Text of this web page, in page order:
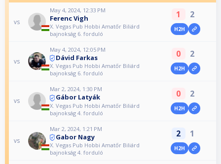
vs
May 4, 2024, 12:33 PM
Ferenc Vigh
X. Vegas Pub Hobbi Amatőr Biliárd
bajnokság 6. forduló
1 2
H2H
vs
May 4, 2024, 12:05 PM
Dávid Farkas
X. Vegas Pub Hobbi Amatőr Biliárd
bajnokság 6. forduló
0 2
H2H
vs
Mar 2, 2024, 1:30 PM
Gábor Latyák
X. Vegas Pub Hobbi Amatőr Biliárd
bajnokság 4. forduló
0 2
H2H
vs
Mar 2, 2024, 1:21 PM
Gabor Nagy
X. Vegas Pub Hobbi Amatőr Biliárd
bajnokság 4. forduló
2 1
H2H